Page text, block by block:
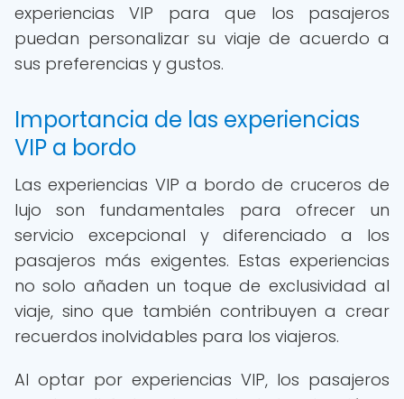
experiencias VIP para que los pasajeros
puedan personalizar su viaje de acuerdo a
sus preferencias y gustos.
Importancia de las experiencias
VIP a bordo
Las experiencias VIP a bordo de cruceros de
lujo son fundamentales para ofrecer un
servicio excepcional y diferenciado a los
pasajeros más exigentes. Estas experiencias
no solo añaden un toque de exclusividad al
viaje, sino que también contribuyen a crear
recuerdos inolvidables para los viajeros.
Al optar por experiencias VIP, los pasajeros